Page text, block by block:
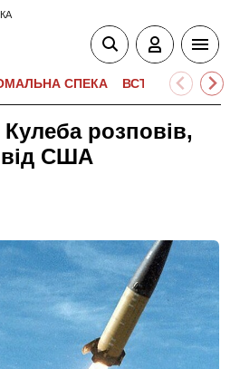
СПЕКА ВСТУПНА
розповів,
від США